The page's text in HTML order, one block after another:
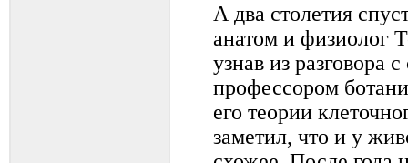
А два столетия
анатом и физиолог
узнав из разговора
профессором
его теории
заметил, что и у